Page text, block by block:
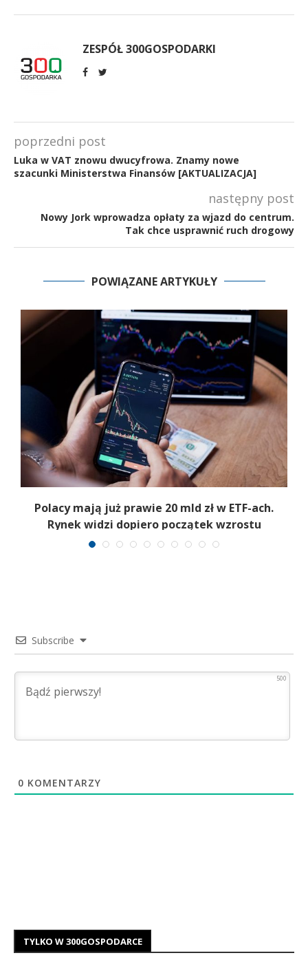
ZESPÓŁ 300GOSPODARKI
poprzedni post
Luka w VAT znowu dwucyfrowa. Znamy nowe
szacunki Ministerstwa Finansów [AKTUALIZACJA]
następny post
Nowy Jork wprowadza opłaty za wjazd do centrum.
Tak chce usprawnić ruch drogowy
POWIĄZANE ARTYKUŁY
Polacy mają już prawie 20 mld zł w ETF-ach.
Rynek widzi dopiero początek wzrostu
Subscribe
500
0 KOMENTARZY
TYLKO W 300GOSPODARCE